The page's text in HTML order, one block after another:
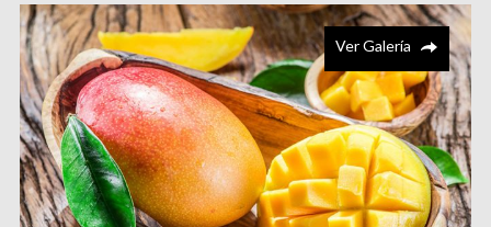
Ver Galería